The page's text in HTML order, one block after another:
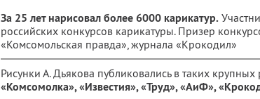
За 25 лет нарисовал более 6000 карикатур.
российских конкурсов карикатуры. Призер
«Комсомольская правда», журнала «Крокодил»
Рисунки А. Дьякова публиковались в таких
«Комсомолка», «Известия», «Труд», «АиФ»,